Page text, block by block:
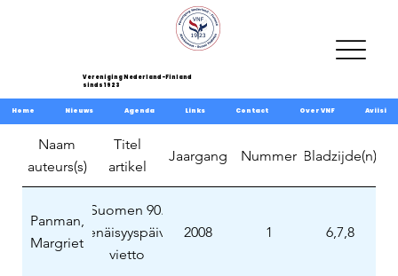
Vereniging Nederland-Finland
sinds 1923
Naam
auteurs(s)
Titel
artikel
Jaargang Nummer Bladzijde(n)
Panman,
Margriet
Suomen 90.
itsenäisyyspäivän
vietto
2008 1 6,7,8
Home Nieuws Agenda Links Contact Over VNF Aviisi